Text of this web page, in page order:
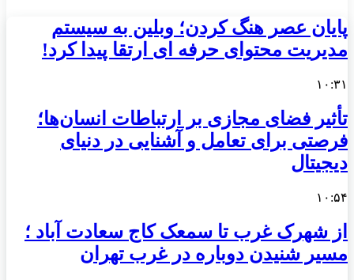
پایان عصر هنگ کردن؛ وبلین به سیستم
مدیریت محتوای حرفه ای ارتقا پیدا کرد!
۱۰:۳۱
تأثیر فضای مجازی بر ارتباطات انسان‌ها؛
فرصتی برای تعامل و آشنایی در دنیای
دیجیتال
۱۰:۵۴
از شهرک غرب تا سمعک کاج سعادت آباد ؛
مسیر شنیدن دوباره در غرب تهران